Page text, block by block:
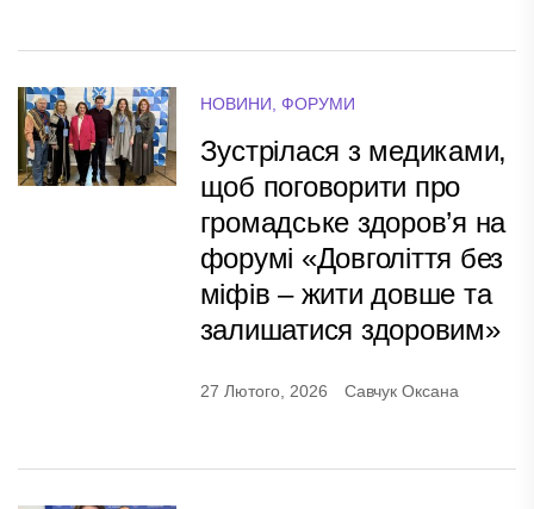
НОВИНИ ФОРУМИ
Зустрілася з медиками,
щоб поговорити про
громадське здоров’я на
форумі «Довголіття без
міфів – жити довше та
залишатися здоровим»
27 Лютого, 2026 Савчук Оксана